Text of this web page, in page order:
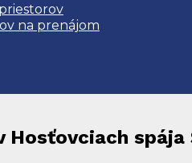
na prenájom
Hosťovciach